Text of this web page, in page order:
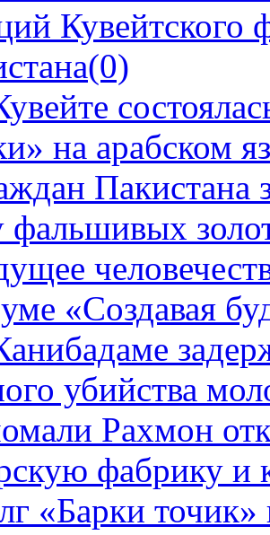
Кувейтского
(0)
на арабском
Пакистана
фальшивых
«Создавая
убийства
Рахмон
фабрику и
«Барки